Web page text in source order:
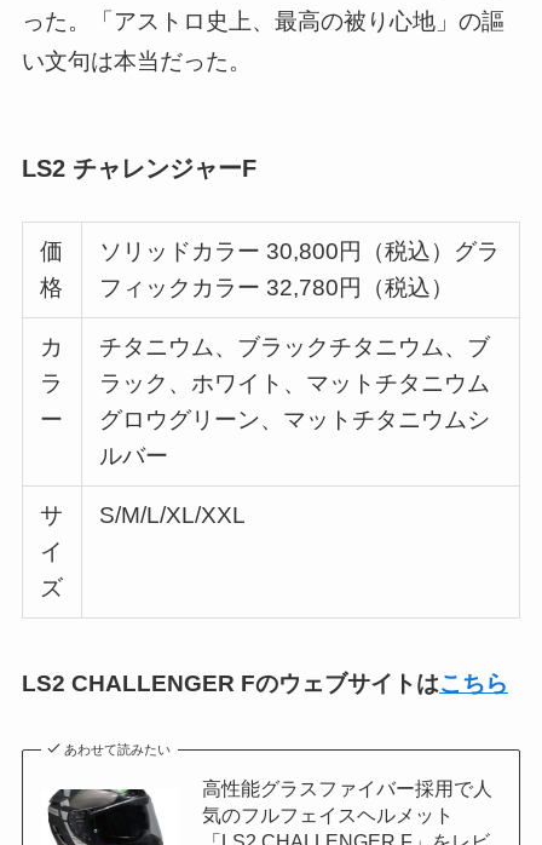
った。「アストロ史上、最高の被り心地」の謳
い文句は本当だった。
LS2 チャレンジャーF
価
格
ソリッドカラー 30,800円（税込）グラ
フィックカラー 32,780円（税込）
カ
ラ
ー
チタニウム、ブラックチタニウム、ブ
ラック、ホワイト、マットチタニウム
グロウグリーン、マットチタニウムシ
ルバー
サ
イ
ズ
S/M/L/XL/XXL
LS2 CHALLENGER Fのウェブサイトはこちら
あわせて読みたい
高性能グラスファイバー採用で人
気のフルフェイスヘルメット